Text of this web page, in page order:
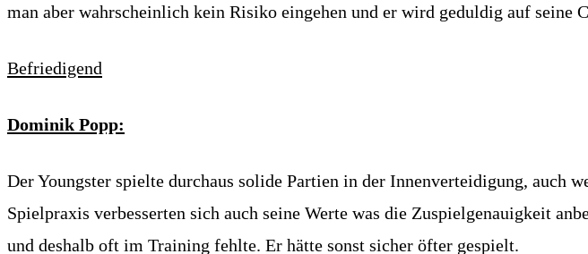
man aber wahrscheinlich kein Risiko eingehen und er wird geduldig auf seine
Befriedigend
Dominik Popp:
Der Youngster spielte durchaus solide Partien in der Innenverteidigung, auch
Spielpraxis verbesserten sich auch seine Werte was die Zuspielgenauigkeit
und deshalb oft im Training fehlte. Er hätte sonst sicher öfter gespielt.